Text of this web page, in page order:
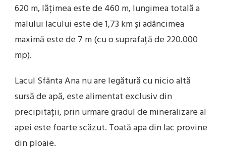
620 m, lățimea este de 460 m, lungimea totală a
malului lacului este de 1,73 km și adâncimea
maximă este de 7 m (cu o suprafață de 220.000
mp).
Lacul Sfânta Ana nu are legătură cu nicio altă
sursă de apă, este alimentat exclusiv din
precipitații, prin urmare gradul de mineralizare al
apei este foarte scăzut. Toată apa din lac provine
din ploaie.